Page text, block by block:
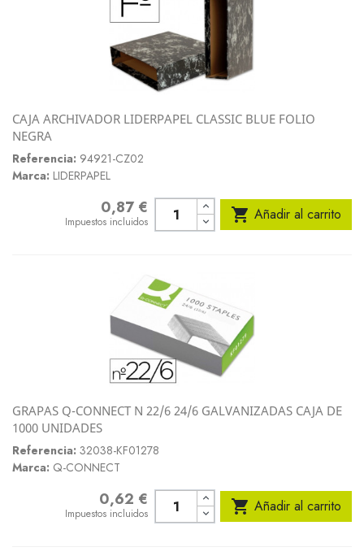
CAJA ARCHIVADOR LIDERPAPEL CLASSIC BLUE FOLIO
NEGRA
Referencia: 94921-CZ02
Marca: LIDERPAPEL
0,87 €
Impuestos incluidos  Añadir al carrito
GRAPAS Q-CONNECT N 22/6 24/6 GALVANIZADAS CAJA DE
1000 UNIDADES
Referencia: 32038-KF01278
Marca: Q-CONNECT
0,62 €
Impuestos incluidos  Añadir al carrito